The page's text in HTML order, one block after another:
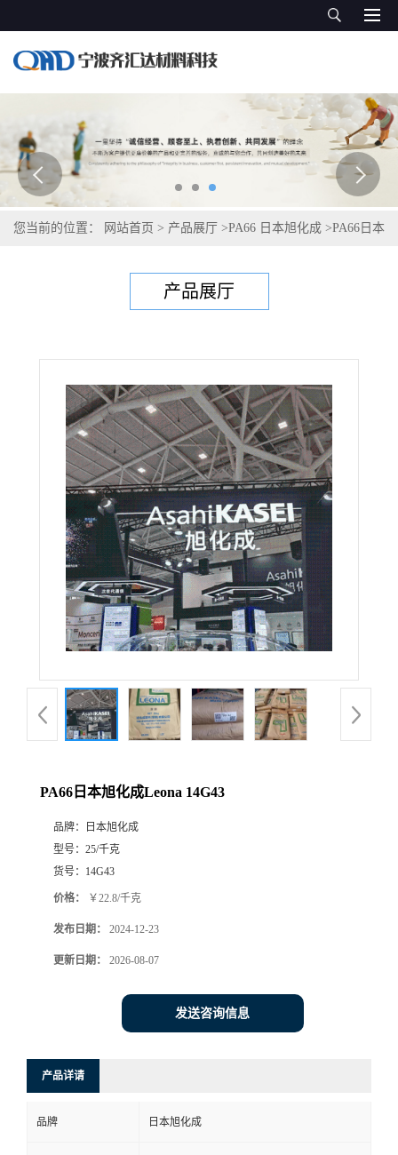
您当前的位置： 网站首页 > 产品展厅 >PA66 日本旭化成 >PA66日本
产品展厅
PA66日本旭化成Leona 14G43
品牌：
日本旭化成
型号： 25/千克
货号： 14G43
价格： ￥22.8/千克
发布日期： 2024-12-23
更新日期： 2026-08-07
发送咨询信息
产品详请
品牌 日本旭化成